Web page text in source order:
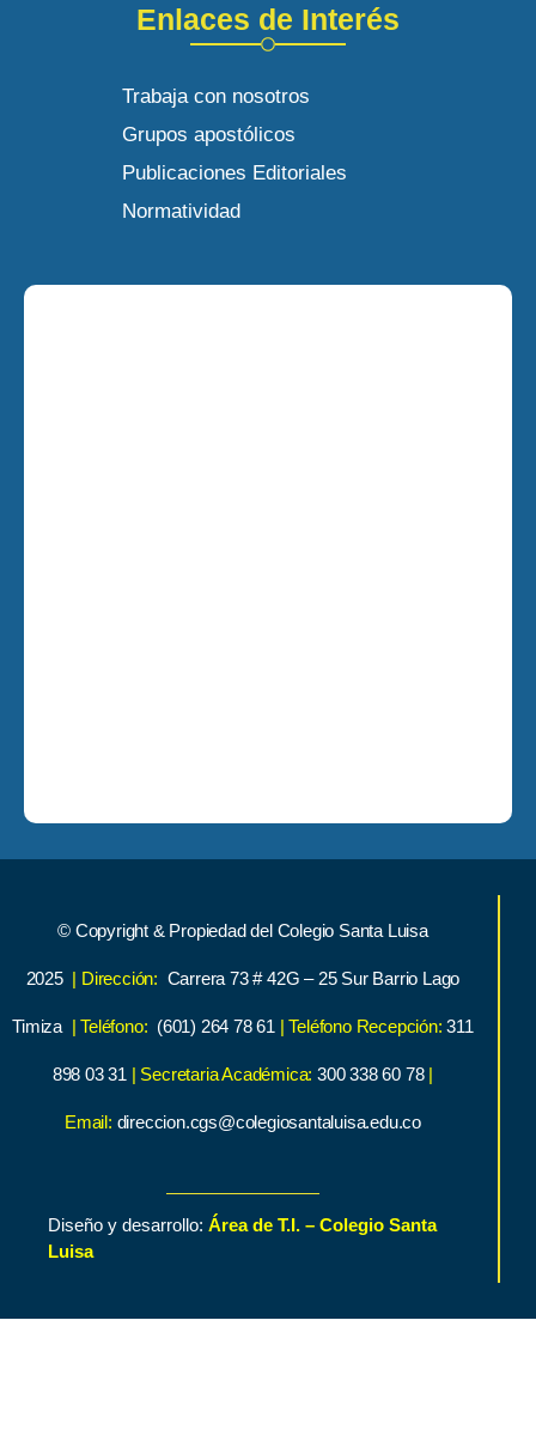
Enlaces de Interés
Trabaja con nosotros
Grupos apostólicos
Publicaciones Editoriales
Normatividad
© Copyright & Propiedad del Colegio Santa Luisa
2025 | Dirección: Carrera 73 # 42G – 25 Sur Barrio Lago
Timiza | Teléfono: (601) 264 78 61 | Teléfono Recepción: 311
898 03 31 | Secretaria Académica:300 338 60 78 |
Email: direccion.cgs@colegiosantaluisa.edu.co
Diseño y desarrollo: Área de T.I. – Colegio Santa
Luisa